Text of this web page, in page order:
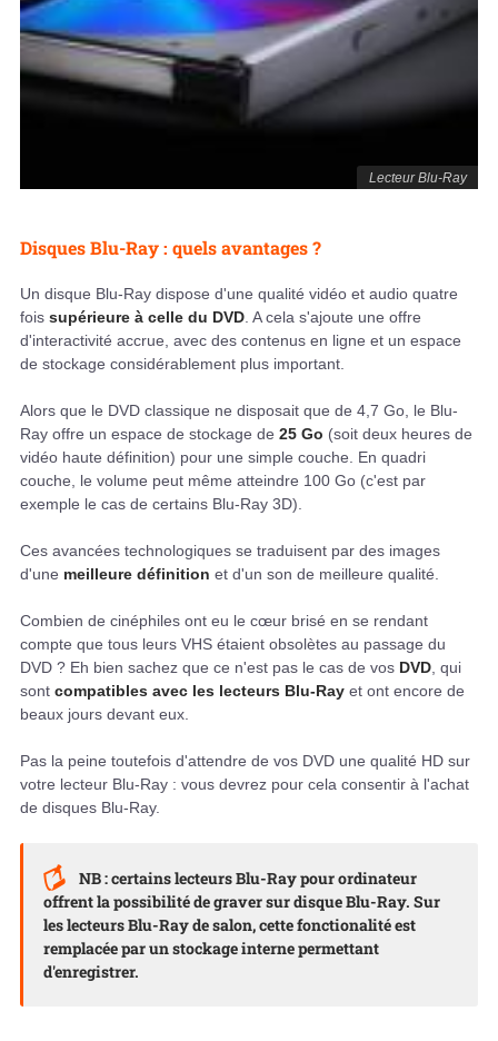
Lecteur Blu-Ray
Disques Blu-Ray : quels avantages ?
Un disque Blu-Ray dispose d'une qualité vidéo et audio quatre
fois supérieure à celle du DVD . A cela s'ajoute une offre
d'interactivité accrue, avec des contenus en ligne et un espace
de stockage considérablement plus important.
Alors que le DVD classique ne disposait que de 4,7 Go, le Blu-
Ray offre un espace de stockage de 25 Go (soit deux heures de
vidéo haute définition) pour une simple couche. En quadri
couche, le volume peut même atteindre 100 Go (c'est par
exemple le cas de certains Blu-Ray 3D).
Ces avancées technologiques se traduisent par des images
d'une meilleure définition et d'un son de meilleure qualité.
Combien de cinéphiles ont eu le cœur brisé en se rendant
compte que tous leurs VHS étaient obsolètes au passage du
DVD ? Eh bien sachez que ce n'est pas le cas de vos DVD , qui
sont compatibles avec les lecteurs Blu-Ray et ont encore de
beaux jours devant eux.
Pas la peine toutefois d'attendre de vos DVD une qualité HD sur
votre lecteur Blu-Ray : vous devrez pour cela consentir à l'achat
de disques Blu-Ray.
NB : certains lecteurs Blu-Ray pour ordinateur
offrent la possibilité de graver sur disque Blu-Ray. Sur
les lecteurs Blu-Ray de salon, cette fonctionalité est
remplacée par un stockage interne permettant
d'enregistrer.